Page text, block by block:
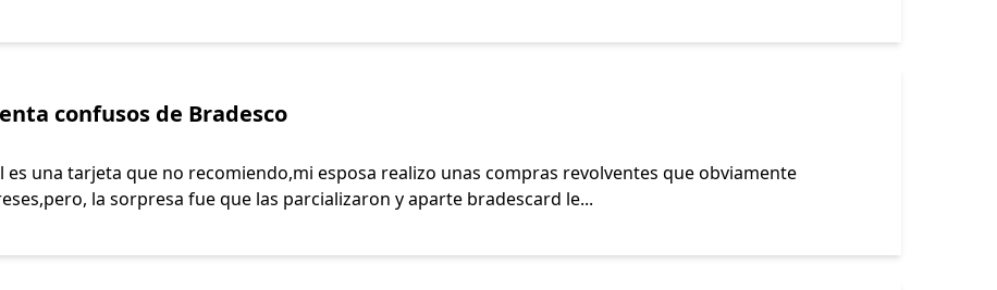
confusos de Bradesco
es una tarjeta que no recomiendo,mi esposa realizo unas compras revolventes que obviamente
la sorpresa fue que las parcializaron y aparte bradescard le...